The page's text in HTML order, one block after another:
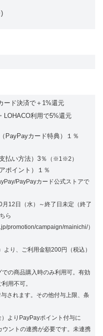
ード決済で＋1%還元
LOHACO利用で5%還元
PayPayカード特典）１％
払い方法）3％ （※1※2）
ポイント）１％
PayPayカード公式ストアで
12日（水）～終了日未定（終了
ら
promotion/campaign/mainichi/）
り、ご利用金額200円（税込）
の商品購入時のみ利用可。有効
用不可。
されます。その他付与上限、条
よりPayPayポイント付与に
ントの連携が必要です。未連携